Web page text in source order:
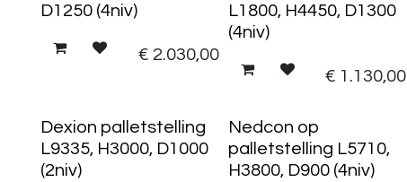
D1250 (4niv)
€ 2.030,00
L1800, H4450, D1300
(4niv)
€ 1.130,00
Dexion palletstelling
L9335, H3000, D1000
(2niv)
Nedcon op
palletstelling L5710,
H3800, D900 (4niv)